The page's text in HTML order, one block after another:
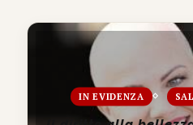
IN EVIDENZA